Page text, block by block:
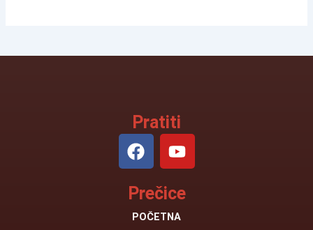
Pratiti
F
a
e
b
Y
o
t
u
Prečice
POČETNA